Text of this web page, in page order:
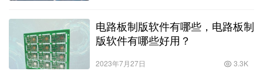
电路板制版软件有哪些，电路板制
版软件有哪些好用？
2023年7月27日 3.3K